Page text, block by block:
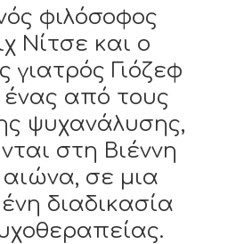
φιλόσοφος
Νίτσε και ο
γιατρός Γιόζεφ
από τους
ψυχανάλυσης,
στη Βιέννη
αιώνα, σε μια
διαδικασία